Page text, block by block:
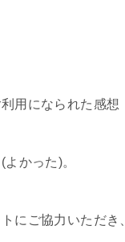
用になられた感想
かった)。
にご協力いただき